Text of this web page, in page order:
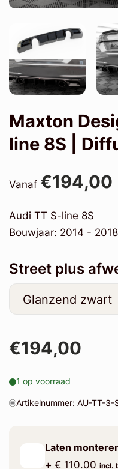
Maxton
line 8S |
Vanaf €194,00
Audi TT S-line 8S
Bouwjaar: 2014 - 2018
Street plus
€194,00
1 op voorraad
Artikelnummer: AU-TT-3-
Laten
+ € 110.00 incl.